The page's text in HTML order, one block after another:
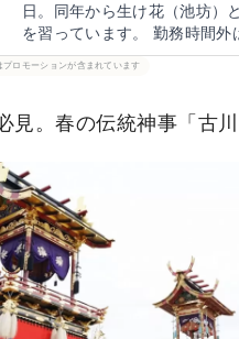
日。同年から生け花（池坊）
を習っています。 勤務時間外
評を書いていて、作品を総合
でお読みいた
プロモーションが含まれています
見。春の伝統神事「古川